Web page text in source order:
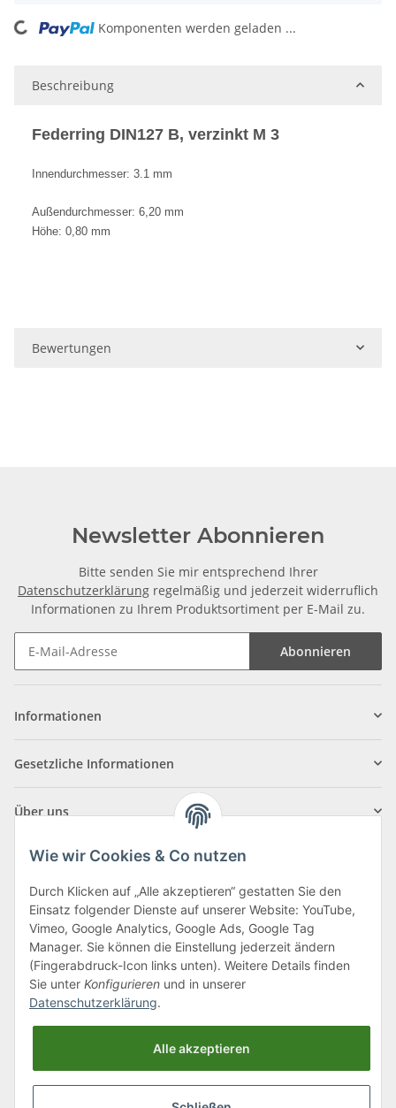
Loading... Komponenten werden geladen ...
Beschreibung
Federring DIN127 B, verzinkt M 3
Innendurchmesser: 3.1 mm
Außendurchmesser: 6,20 mm
Höhe: 0,80 mm
Bewertungen
Newsletter Abonnieren
Bitte senden Sie mir entsprechend Ihrer
Datenschutzerklärung regelmäßig und jederzeit widerruflich
Informationen zu Ihrem Produktsortiment per E-Mail zu.
Abonnieren
Informationen
Gesetzliche Informationen
Über uns
Klagenfurter Straße 29
9556 Liebenfels
Montag bis Donnerstag: 8:00 bis 16:30 Uhr
Freitag: 8:00 bis 12:00 Uhr
Tel.:0043 (0) 4262 50900
office@cncshop.at
Wie wir Cookies & Co nutzen
Durch Klicken auf „Alle akzeptieren“ gestatten Sie den
Einsatz folgender Dienste auf unserer Website: YouTube,
Vimeo, Google Analytics, Google Ads, Google Tag
Manager. Sie können die Einstellung jederzeit ändern
(Fingerabdruck-Icon links unten). Weitere Details finden
Sie unter Konfigurieren und in unserer
Datenschutzerklärung.
Alle akzeptieren